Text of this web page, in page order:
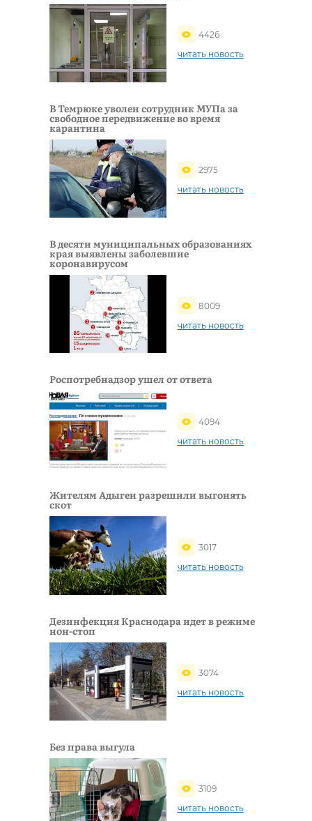
4426
читать новость
В Темрюке уволен сотрудник МУПа за
свободное передвижение во время
карантина
2975
читать новость
В деcяти муниципальных образованиях
края выявлены заболевшие
коронавирусом
8009
читать новость
Роспотребнадзор ушел от ответа
4094
читать новость
Жителям Адыгеи разрешили выгонять
скот
3017
читать новость
Дезинфекция Краснодара идет в режиме
нон-стоп
3074
читать новость
Без права выгула
3109
читать новость